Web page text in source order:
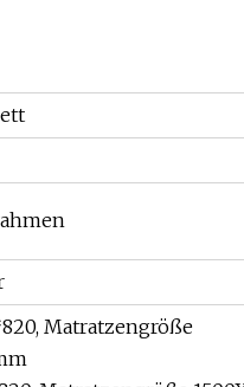
Matratzengröße